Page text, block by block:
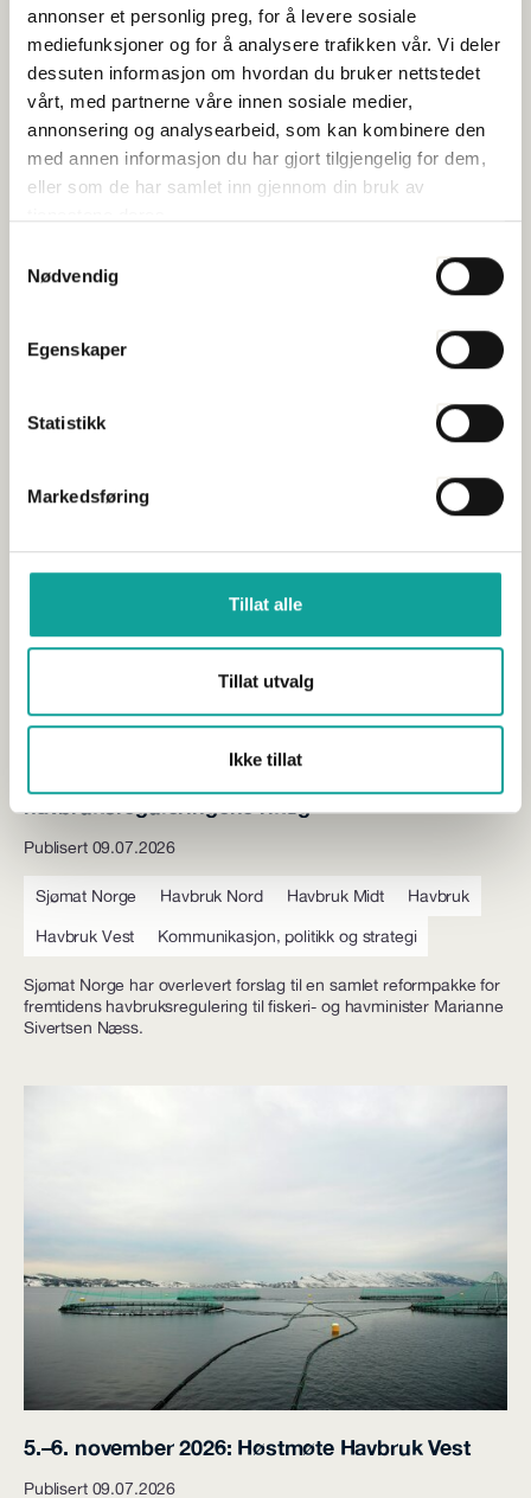
annonser et personlig preg, for å levere sosiale
mediefunksjoner og for å analysere trafikken vår. Vi deler
dessuten informasjon om hvordan du bruker nettstedet
vårt, med partnerne våre innen sosiale medier,
annonsering og analysearbeid, som kan kombinere den
med annen informasjon du har gjort tilgjengelig for dem,
eller som de har samlet inn gjennom din bruk av
Nødvendig
Egenskaper
Statistikk
Markedsføring
Tillat alle
Tillat utvalg
Ikke tillat
Kommunikasjon, politikk og strategi
Antall laks og ørret som dør i norsk lakse- og ørretoppdrett har falt
kraftig de siste årene....
Japansatsingen fortsetter
Sjømat Norge
Geopolitisk uro gjør det enda viktigere å sikre tilgang til stabile
markeder. Japen er allerede et av...
havbruksreguleringene riktig
Publisert 09.07.2026
Sjømat Norge Havbruk Nord Havbruk Midt Havbruk
Havbruk Vest Kommunikasjon, politikk og strategi
Sjømat Norge har overlevert forslag til en samlet reformpakke for
fremtidens havbruksregulering til fiskeri- og havminister Marianne
Sivertsen Næss.
5.–6. november 2026: Høstmøte Havbruk Vest
Publisert 09.07.2026